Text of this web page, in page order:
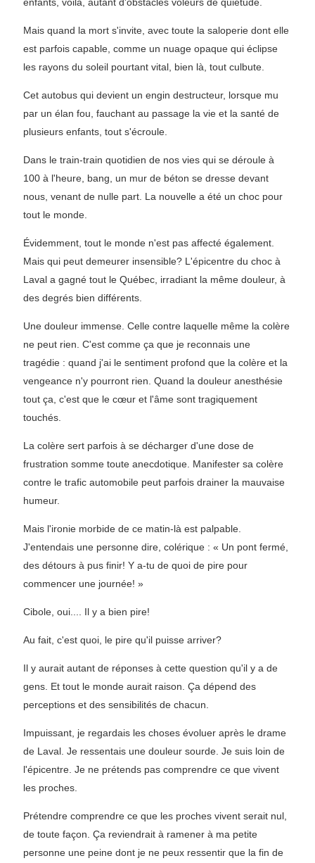
Mais quand la mort s'invite, avec toute la saloperie dont elle
est parfois capable, comme un nuage opaque qui éclipse
les rayons du soleil pourtant vital, bien là, tout culbute.
Cet autobus qui devient un engin destructeur, lorsque mu
par un élan fou, fauchant au passage la vie et la santé de
plusieurs enfants, tout s'écroule.
Dans le train-train quotidien de nos vies qui se déroule à
100 à l'heure, bang, un mur de béton se dresse devant
nous, venant de nulle part. La nouvelle a été un choc pour
tout le monde.
Évidemment, tout le monde n'est pas affecté également.
Mais qui peut demeurer insensible? L'épicentre du choc à
Laval a gagné tout le Québec, irradiant la même douleur, à
des degrés bien différents.
Une douleur immense. Celle contre laquelle même la colère
ne peut rien. C'est comme ça que je reconnais une
tragédie : quand j'ai le sentiment profond que la colère et la
vengeance n'y pourront rien. Quand la douleur anesthésie
tout ça, c'est que le cœur et l'âme sont tragiquement
touchés.
La colère sert parfois à se décharger d'une dose de
frustration somme toute anecdotique. Manifester sa colère
contre le trafic automobile peut parfois drainer la mauvaise
humeur.
Mais l'ironie morbide de ce matin-là est palpable.
J'entendais une personne dire, colérique : « Un pont fermé,
des détours à pus finir! Y a-tu de quoi de pire pour
commencer une journée! »
Cibole, oui.... Il y a bien pire!
Au fait, c'est quoi, le pire qu'il puisse arriver?
Il y aurait autant de réponses à cette question qu'il y a de
gens. Et tout le monde aurait raison. Ça dépend des
perceptions et des sensibilités de chacun.
Impuissant, je regardais les choses évoluer après le drame
de Laval. Je ressentais une douleur sourde. Je suis loin de
l'épicentre. Je ne prétends pas comprendre ce que vivent
les proches.
Prétendre comprendre ce que les proches vivent serait nul,
de toute façon. Ça reviendrait à ramener à ma petite
personne une peine dont je ne peux ressentir que la fin de